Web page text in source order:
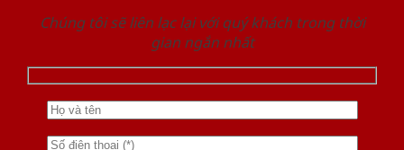
Chúng tôi sẽ liên lạc lại với quý khách trong thời
gian ngắn nhất